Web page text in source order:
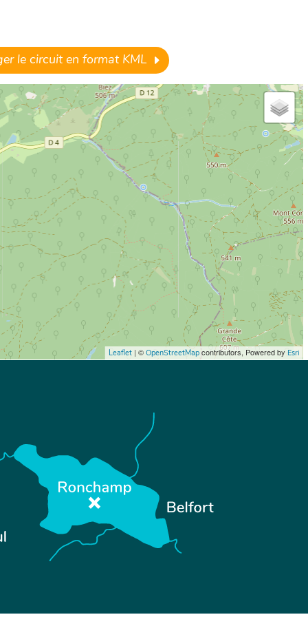
le circuit en format KML
Leaflet| © OpenStreetMapcontributors, Powered by Esri